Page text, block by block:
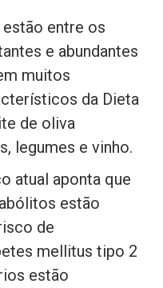
entre os
e abundantes
muitos
da Dieta
de oliva
legumes e vinho.
atual aponta que
estão
de
mellitus tipo 2
estão